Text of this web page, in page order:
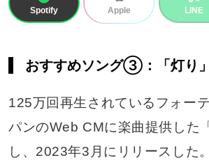
Spotify Apple LINE
おすすめソング③：「灯り」
125万回再生されているフォー
パンのWeb CMに楽曲提供した
し、2023年3月にリリースした